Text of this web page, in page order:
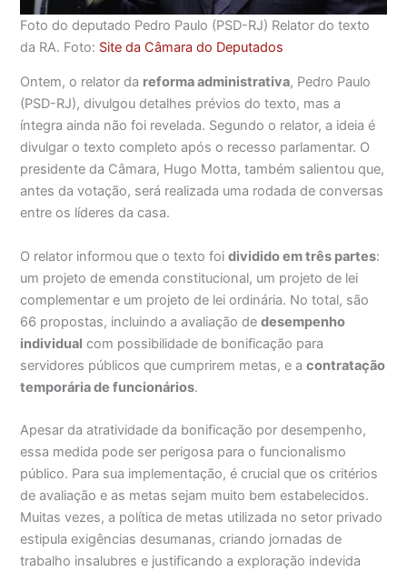
Foto do deputado Pedro Paulo (PSD-RJ) Relator do texto
da RA. Foto: Site da Câmara do Deputados
Ontem, o relator da reforma administrativa, Pedro Paulo
(PSD-RJ), divulgou detalhes prévios do texto, mas a
íntegra ainda não foi revelada. Segundo o relator, a ideia é
divulgar o texto completo após o recesso parlamentar. O
presidente da Câmara, Hugo Motta, também salientou que,
antes da votação, será realizada uma rodada de conversas
entre os líderes da casa.
O relator informou que o texto foidividido em três partes:
um projeto de emenda constitucional, um projeto de lei
complementar e um projeto de lei ordinária. No total, são
66 propostas, incluindo a avaliação dedesempenho
individual com possibilidade de bonificação para
servidores públicos que cumprirem metas, e acontratação
temporária de funcionários.
Apesar da atratividade da bonificação por desempenho,
essa medida pode ser perigosa para o funcionalismo
público. Para sua implementação, é crucial que os critérios
de avaliação e as metas sejam muito bem estabelecidos.
Muitas vezes, a política de metas utilizada no setor privado
estipula exigências desumanas, criando jornadas de
trabalho insalubres e justificando a exploração indevida